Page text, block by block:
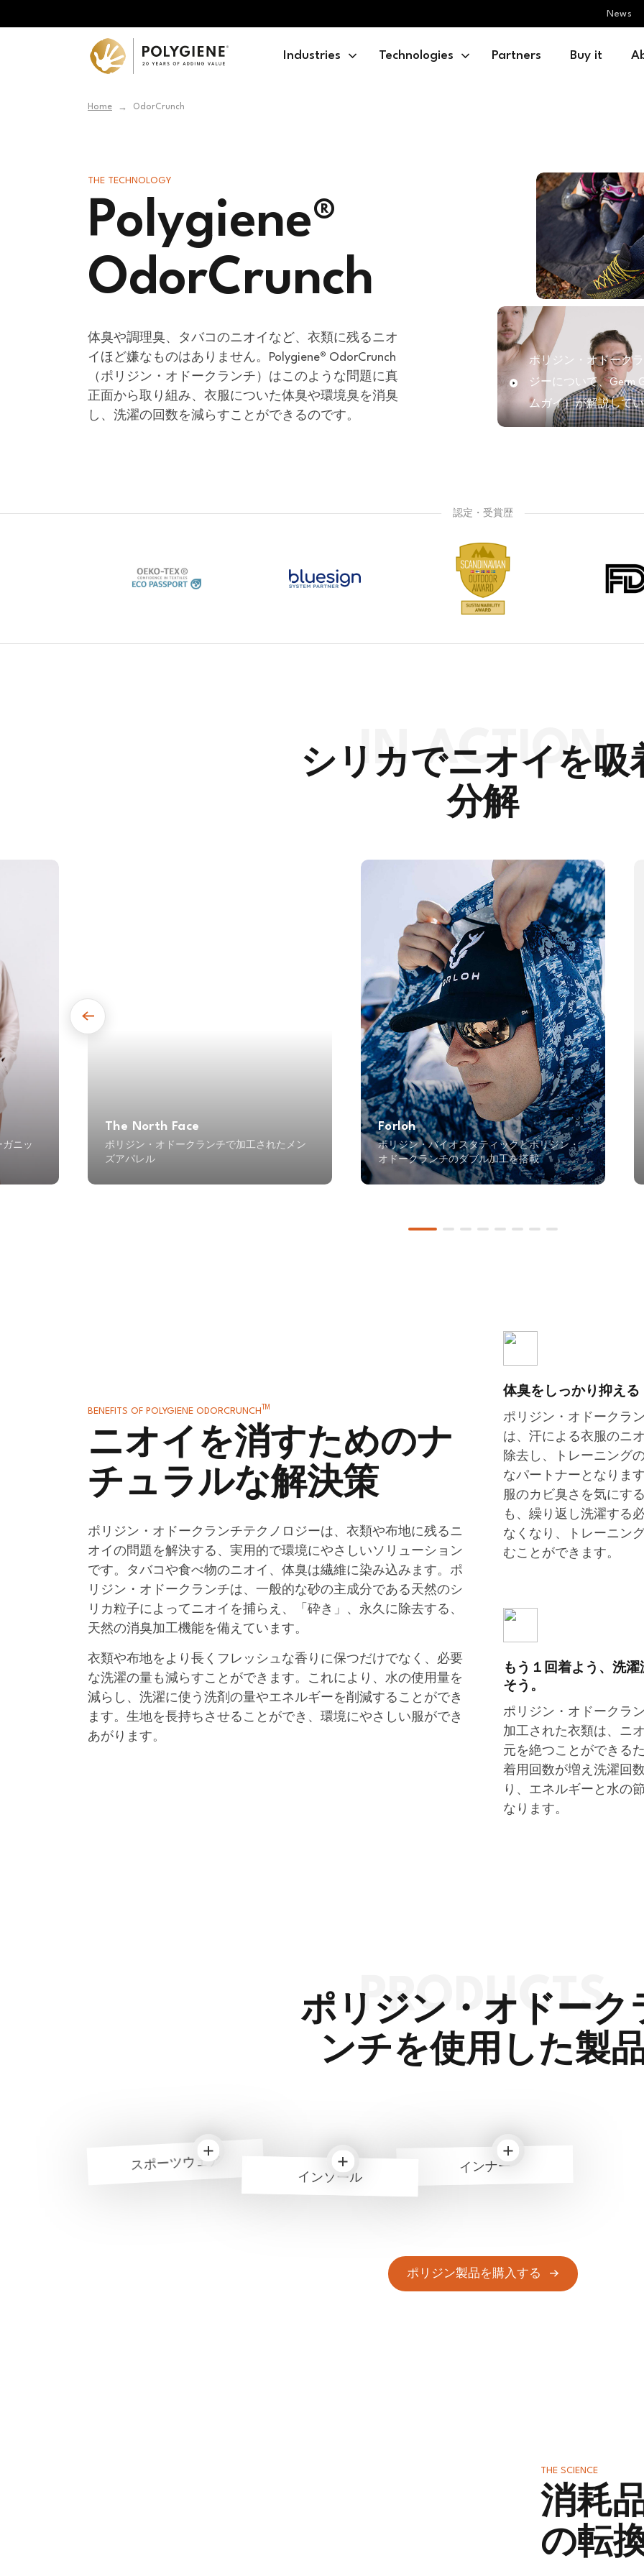
Industries Technologies Partners Buy it
News
Home → OdorCrunch
ポリジン・オドーク
ジーについて、Germ
ムガイ）が解説して
THE TECHNOLOGY
Polygiene®
OdorCrunch
体臭や調理臭、タバコのニオイなど、衣類に残るニオ
イほど嫌なものはありません。Polygiene® OdorCrunch
（ポリジン・オドークランチ）はこのような問題に真
正面から取り組み、衣服についた体臭や環境臭を消臭
し、洗濯の回数を減らすことができるのです。
認定・受賞歴
シリカでニオイを吸
分解
Forloh
ポリジン・バイオスタティックとポリジン・
オドークランチのダブル加工を搭載
ニッ
The North Face
ポリジン・オドークランチで加工されたメン
ズアパレル
BENEFITS OF POLYGIENE ODORCRUNCH TM
ニオイを消すためのナ
チュラルな解決策
ポリジン・オドークランチテクノロジーは、衣類や布地に残るニ
オイの問題を解決する、実用的で環境にやさしいソリューション
です。タバコや食べ物のニオイ、体臭は繊維に染み込みます。ポ
リジン・オドークランチは、一般的な砂の主成分である天然のシ
リカ粒子によってニオイを捕らえ、「砕き」、永久に除去する、
天然の消臭加工機能を備えています。
衣類や布地をより長くフレッシュな香りに保つだけでなく、必要
な洗濯の量も減らすことができます。これにより、水の使用量を
減らし、洗濯に使う洗剤の量やエネルギーを削減することができ
ます。生地を長持ちさせることができ、環境にやさしい服ができ
あがります。
体臭をしっかり抑える
ポリジン・オドークラ
は、汗による衣服のニ
除去し、トレーニング
なパートナーとなりま
服のカビ臭さを気にす
も、繰り返し洗濯する
なくなり、トレーニン
むことができます。
もう１回着よう、洗濯
そう。
ポリジン・オドークラ
加工された衣類は、ニ
元を絶つことができる
着用回数が増え洗濯回
り、エネルギーと水の
なります。
ポリジン・オドーク
ンチを使用した製
スポーツウェア
インソール
インナー
ポリジン製品を購入する
THE SCIENCE
消耗
の転